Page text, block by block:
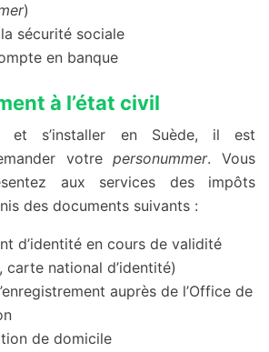
)
la sécurité sociale
en banque
à l’état civil
et s’installer en Suède, il est
votrepersonummer. Vous
aux services des impôts
des documents suivants :
d’identité en cours de validité
carte national d’identité)
auprès de l’Office de
de domicile